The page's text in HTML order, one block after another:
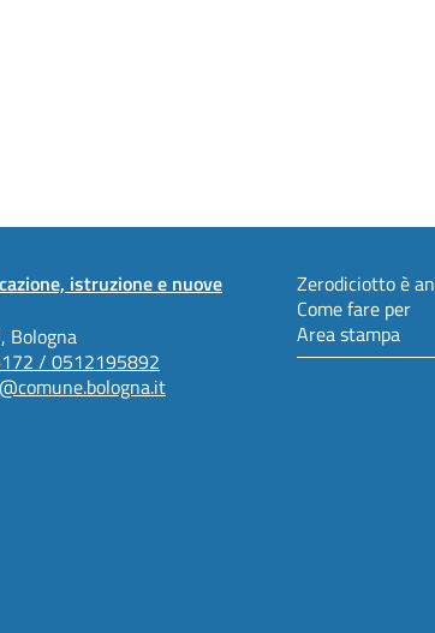
istruzione e nuove
Bologna
/ 0512195892
Zerodiciotto è
Come fare per
Area stampa